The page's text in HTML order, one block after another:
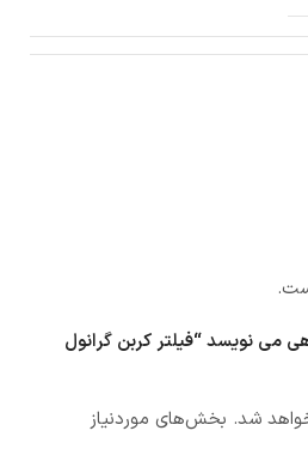
می نویسد “فیلتر کربن گرانول
شد. بخش‌های موردنیاز